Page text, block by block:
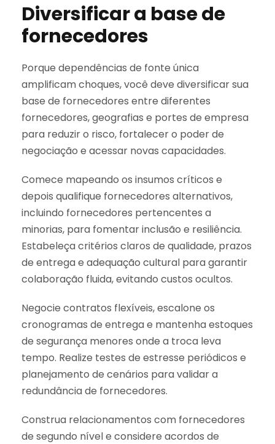
Diversificar a base de
fornecedores
Porque dependências de fonte única
amplificam choques, você deve diversificar sua
base de fornecedores entre diferentes
fornecedores, geografias e portes de empresa
para reduzir o risco, fortalecer o poder de
negociação e acessar novas capacidades.
Comece mapeando os insumos críticos e
depois qualifique fornecedores alternativos,
incluindo fornecedores pertencentes a
minorias, para fomentar inclusão e resiliência.
Estabeleça critérios claros de qualidade, prazos
de entrega e adequação cultural para garantir
colaboração fluida, evitando custos ocultos.
Negocie contratos flexíveis, escalone os
cronogramas de entrega e mantenha estoques
de segurança menores onde a troca leva
tempo. Realize testes de estresse periódicos e
planejamento de cenários para validar a
redundância de fornecedores.
Construa relacionamentos com fornecedores
de segundo nível e considere acordos de